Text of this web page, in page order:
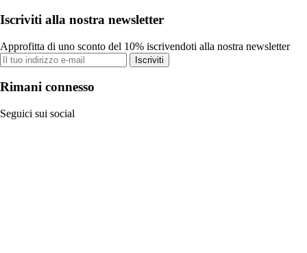
Iscriviti alla nostra newsletter
Approfitta di uno sconto del 10% iscrivendoti alla nostra newsletter
Iscriviti
Rimani connesso
Seguici sui social